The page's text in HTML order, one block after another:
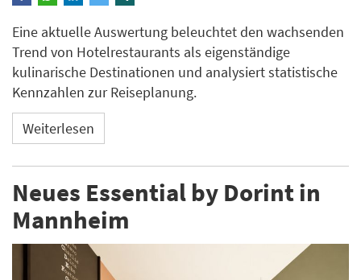
Eine aktuelle Auswertung beleuchtet den wachsenden
Trend von Hotelrestaurants als eigenständige
kulinarische Destinationen und analysiert statistische
Kennzahlen zur Reiseplanung.
Weiterlesen
Neues Essential by Dorint in
Mannheim